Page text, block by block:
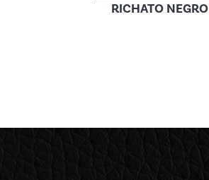
RICHATO NEGRO